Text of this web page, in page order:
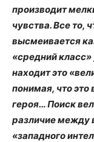
производит
чувства. Все то,
высмеивается
«средний
находит это
понимая, что это
героя… Поиск
различие между
«западного